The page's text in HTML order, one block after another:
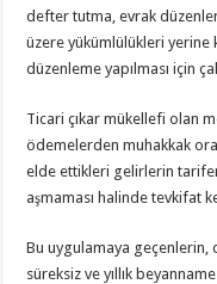
defter tutma, evrak
üzere yükümlülükleri
düzenleme yapılması için
Ticari çıkar mükellefi olan
ödemelerden muhakkak
elde ettikleri gelirlerin
aşmaması halinde tevkifat
Bu uygulamaya geçenlerin,
süreksiz ve yıllık